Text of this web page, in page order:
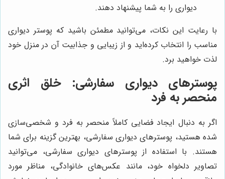
دیواری را به شما پیشنهاد دهند.
با رعایت این نکات، می‌توانید مطمئن باشید که پوستر دیواری
مناسب را انتخاب کرده‌اید و از زیبایی و جذابیت آن در منزل خود
لذت خواهید برد.
پوسترهای دیواری سفارشی: خلق اثری
منحصر به فرد
اگر به دنبال ایجاد فضایی کاملاً منحصر به فرد و شخصی‌سازی
شده هستید، پوسترهای دیواری سفارشی، بهترین گزینه برای شما
هستند. با استفاده از پوسترهای دیواری سفارشی، می‌توانید
تصاویر دلخواه خود، مانند عکس‌های خانوادگی، مناظر مورد